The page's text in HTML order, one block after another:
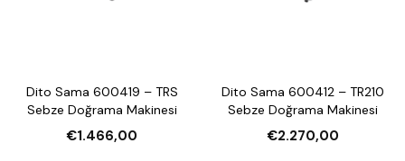
Dito Sama 600419 – TRS
Sebze Doğrama Makinesi
€1.466,00
Dito Sama 600412 – TR210
Sebze Doğrama Makinesi
€2.270,00